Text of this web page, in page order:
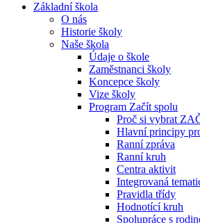
Základní škola
O nás
Historie školy
Naše škola
Údaje o škole
Zaměstnanci školy
Koncepce školy
Vize školy
Program Začít spolu
Proč si vybrat
Hlavní principy
Ranní zpráva
Ranní kruh
Centra aktivit
Integrovaná
Pravidla třídy
Hodnotící kruh
Spolupráce s